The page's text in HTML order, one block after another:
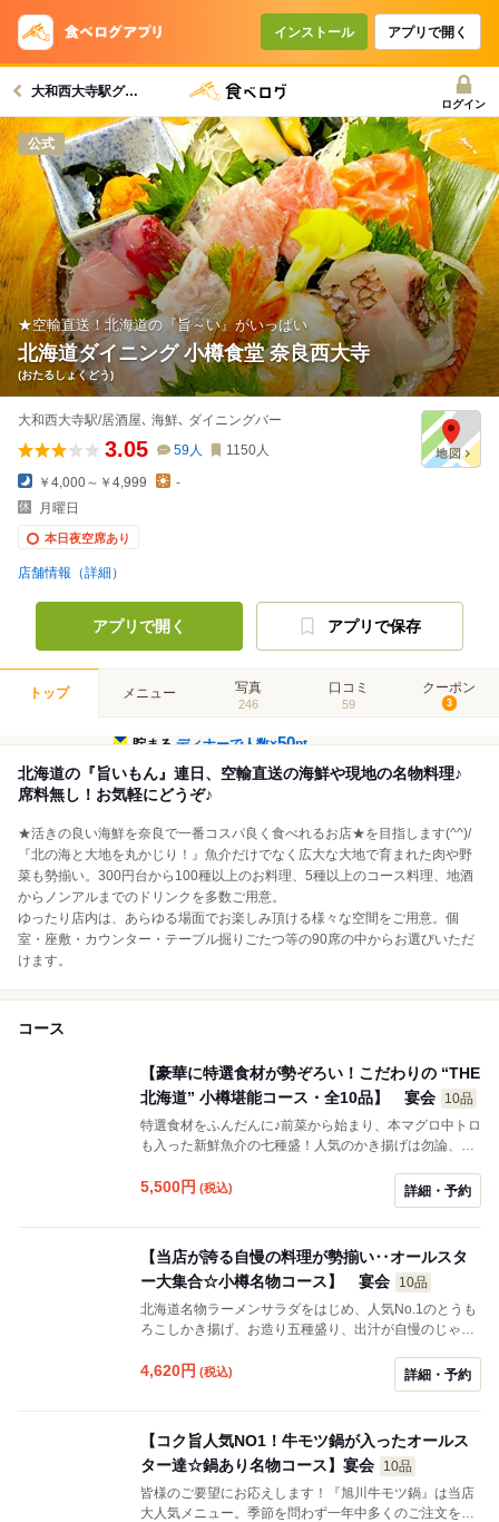
インストール アプリで開く
大和西大寺駅グルメへ
ログイン
公式
★空輸直送！北海道の『旨～い』がいっぱい
北海道ダイニング 小樽食堂 奈良西大寺
(おたるしょくどう)
大和西大寺駅/居酒屋､ 海鮮､ ダイニングバー
3.05 59人 1150人
￥4,000～￥4,999
-
月曜日
本日夜空席あり
店舗情報（詳細）
アプリで開く アプリで保存
トップ メニュー 写真
246
口コミ
59
クーポン
3
貯まるディナーで人数×50pt
北海道の『旨いもん』連日、空輸直送の海鮮や現地の名物料理♪
席料無し！お気軽にどうぞ♪
★活きの良い海鮮を奈良で一番コスパ良く食べれるお店★を目指します(^^)/
『北の海と大地を丸かじり！』魚介だけでなく広大な大地で育まれた肉や野
菜も勢揃い。300円台から100種以上のお料理、5種以上のコース料理、地酒
からノンアルまでのドリンクを多数ご用意。
ゆったり店内は、あらゆる場面でお楽しみ頂ける様々な空間をご用意。個
室・座敷・カウンター・テーブル掘りごたつ等の90席の中からお選びいただ
けます。
コース
【豪華に特選食材が勢ぞろい！こだわりの “THE
北海道” 小樽堪能コース・全10品】 宴会
10品
特選食材をふんだんに♪前菜から始まり、本マグロ中トロ
も入った新鮮魚介の七種盛！人気のかき揚げは勿論、牡
ワイ蟹を含んだ『ガンガン焼き』をご用意！口に含むと
海鮮の旨味がジュワーっと口いっぱいに！他にも、希少
十勝産神居牛の霜降りステーキ、豪華海鮮とイクラがた
っぷり盛られたこぼれ寿司・・・。是非、ご堪能くださ
い☆
5,500円 (税込) 詳細・予約
【当店が誇る自慢の料理が勢揃い‥オールスタ
ー大集合☆小樽名物コース】 宴会
10品
北海道名物ラーメンサラダをはじめ、人気No.1のとうも
ろこしかき揚げ、お造り五種盛り、出汁が自慢のじゃが
ンガン焼きをご用意！缶の中で蒸しあげられた海鮮はふ
っくらとして旨味倍増！他にも十勝産神居牛の霜降りス
テーキ、勿論〆には名物小樽軍艦。自信を持って提供す
る商品が勢揃い！是非当店のオールスターの料理をご賞
味下さい。
4,620円 (税込) 詳細・予約
【コク旨人気NO1！牛モツ鍋が入ったオールス
ター達☆鍋あり名物コース】宴会
10品
皆様のご要望にお応えします！『旭川牛モツ鍋』は当店
大人気メニュー。季節を問わず一年中多くのご注文をい
コースで使えるクーポン
戻る
クーポンを利用せず予約する